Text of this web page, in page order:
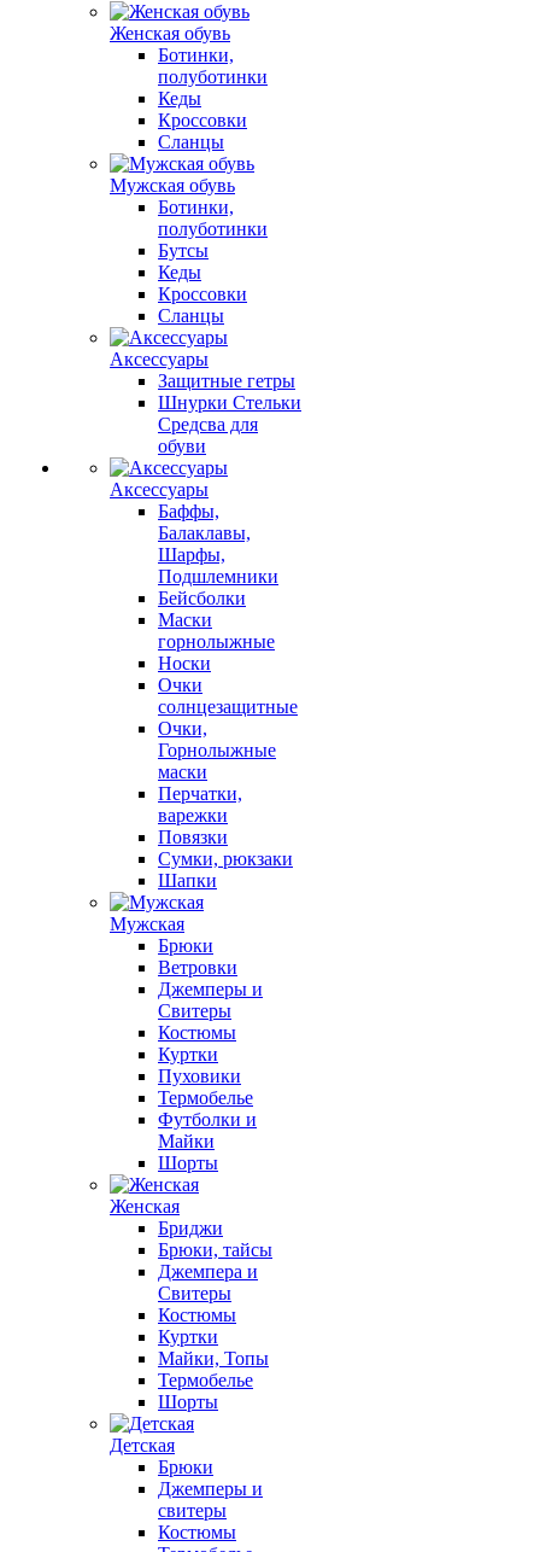
Женская обувь
Ботинки,
полуботинки
Кеды
Кроссовки
Сланцы
Мужская обувь
Ботинки,
полуботинки
Бутсы
Кеды
Кроссовки
Сланцы
Аксессуары
Защитные гетры
Шнурки Стельки
Средсва для
обуви
Аксессуары
Баффы,
Балаклавы,
Шарфы,
Подшлемники
Бейсболки
Маски
горнолыжные
Носки
Очки
солнцезащитные
Очки,
Горнолыжные
маски
Перчатки,
варежки
Повязки
Сумки, рюкзаки
Шапки
Мужская
Брюки
Ветровки
Джемперы и
Свитеры
Костюмы
Куртки
Пуховики
Термобелье
Футболки и
Майки
Шорты
Женская
Бриджи
Брюки, тайсы
Джемпера и
Свитеры
Костюмы
Куртки
Майки, Топы
Термобелье
Шорты
Детская
Брюки
Джемперы и
свитеры
Костюмы